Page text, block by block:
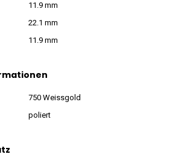
11.9 mm
22.1 mm
11.9 mm
750 Weissgold
poliert